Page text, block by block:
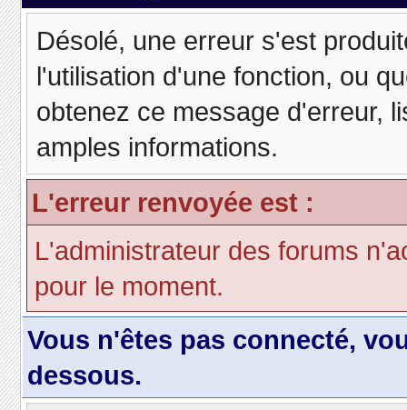
Désolé, une erreur s'est
l'utilisation d'une fonction, ou
obtenez ce message d'erreur,
amples informations.
L'erreur renvoyée est :
L'administrateur des forums
pour le moment.
Vous n'êtes pas connecté,
dessous.